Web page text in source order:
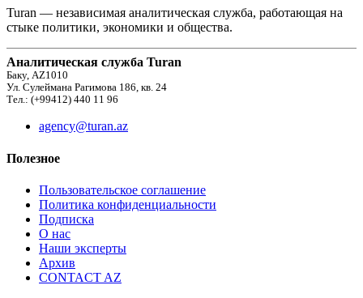
Turan — независимая аналитическая служба, работающая на
стыке политики, экономики и общества.
Аналитическая служба Turan
Баку, AZ1010
Ул. Сулеймана Рагимова 186, кв. 24
Тел.: (+99412) 440 11 96
agency@turan.az
Полезное
Пользовательское соглашение
Политика конфиденциальности
Подписка
О нас
Наши эксперты
Архив
CONTACT AZ